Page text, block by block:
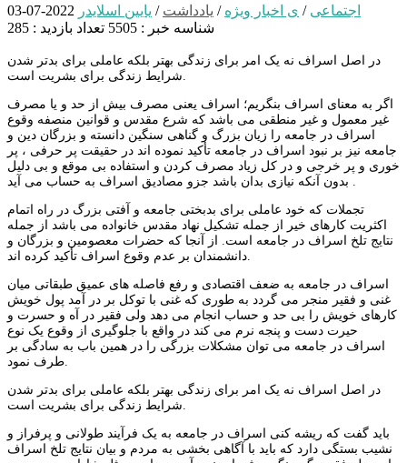
اجتماعی / ی اخبار ویژه / یادداشت / یایین اسلایدر 2022-07-03
شناسه خبر : 5505
تعداد بازدید : 285
در اصل اسراف نه یک امر برای زندگی بهتر بلکه عاملی برای بدتر شدن
اگر به معنای اسراف بنگریم؛ اسراف یعنی مصرف بیش از حد و یا مصرف
غیر معمول و غیر منطقی می باشد که شرع مقدس و قوانین منصفه وقوع
اسراف در جامعه را زیان بزرگ و گناهی سنگین دانسته و بزرگان دین و
جامعه نیز بر نبود اسراف در جامعه تأکید نموده اند در حقیقت پر حرفی ، پر
خوری و پر خرجی و در کل زیاد مصرف کردن و استفاده بی موقع و بی دلیل
تجملات که خود عاملی برای بدبختی جامعه و آفتی بزرگ در راه اتمام
اکثریت کارهای خیر از جمله تشکیل نهاد مقدس خانواده می باشد از جمله
نتایج تلخ اسراف در جامعه است. از آنجا که حضرات معصومین و بزرگان و
اسراف در جامعه به ضعف اقتصادی و رفع فاصله های عمیق طبقاتی میان
غنی و فقیر منجر می گردد به طوری که غنی با توکل بر در آمد پول خویش
کارهای خویش را بی حد و حساب انجام می دهد ولی فقیر در آه و حسرت و
حیرت دست و پنجه نرم می کند در واقع با جلوگیری از وقوع یک نوع
اسراف در جامعه می توان مشکلات بزرگی را در همین باب به سادگی بر
در اصل اسراف نه یک امر برای زندگی بهتر بلکه عاملی برای بدتر شدن
باید گفت که ریشه کنی اسراف در جامعه به یک فرآیند طولانی و پرفراز و
نشیب بستگی دارد که باید با آگاهی بخشی به مردم و بیان نتایج تلخ اسراف